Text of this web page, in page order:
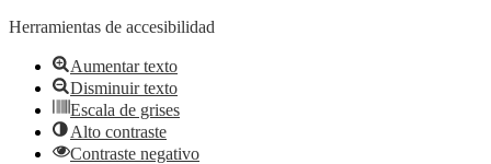
Herramientas de accesibilidad
Aumentar texto
Disminuir texto
Escala de grises
Alto contraste
Contraste negativo